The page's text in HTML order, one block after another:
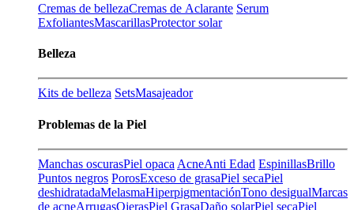
Cremas de bellezaCremas de Aclarante Serum
ExfoliantesMascarillasProtector solar
Belleza
Kits de belleza SetsMasajeador
Problemas de la Piel
Manchas oscurasPiel opaca AcneAnti Edad EspinillasBrillo
Puntos negros PorosExceso de grasaPiel secaPiel
deshidratadaMelasmaHiperpigmentaciónTono desigualMarcas
de acneArrugasOjerasPiel GrasaDaño solarPiel secaPiel